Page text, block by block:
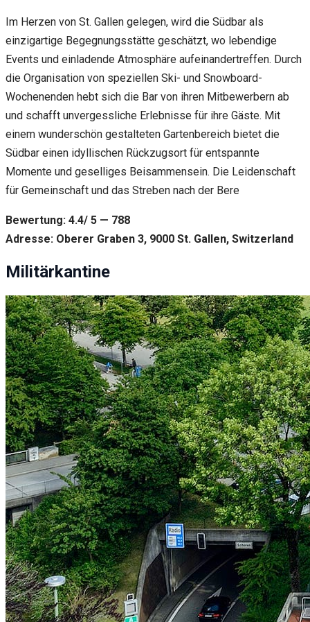
Im Herzen von St. Gallen gelegen, wird die Südbar als
einzigartige Begegnungsstätte geschätzt, wo lebendige
Events und einladende Atmosphäre aufeinandertreffen. Durch
die Organisation von speziellen Ski- und Snowboard-
Wochenenden hebt sich die Bar von ihren Mitbewerbern ab
und schafft unvergessliche Erlebnisse für ihre Gäste. Mit
einem wunderschön gestalteten Gartenbereich bietet die
Südbar einen idyllischen Rückzugsort für entspannte
Momente und geselliges Beisammensein. Die Leidenschaft
für Gemeinschaft und das Streben nach der Bere
Bewertung: 4.4/ 5 — 788
Adresse: Oberer Graben 3, 9000 St. Gallen, Switzerland
Militärkantine